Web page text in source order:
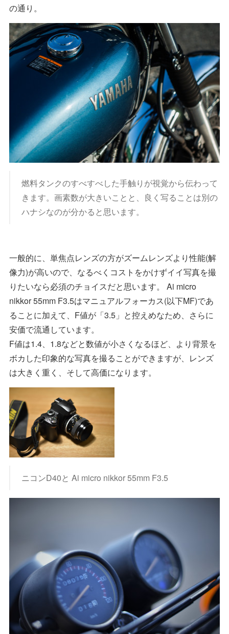
の通り。
燃料タンクのすべすべした手触りが視覚から伝わって
きます。画素数が大きいことと、良く写ることは別の
ハナシなのが分かると思います。
一般的に、単焦点レンズの方がズームレンズより性能(解
像力)が高いので、なるべくコストをかけずイイ写真を撮
りたいなら必須のチョイスだと思います。 Ai micro
nikkor 55mm F3.5はマニュアルフォーカス(以下MF)であ
ることに加えて、F値が「3.5」と控えめなため、さらに
安価で流通しています。
F値は1.4、1.8などと数値が小さくなるほど、より背景を
ボカした印象的な写真を撮ることができますが、レンズ
は大きく重く、そして高価になります。
ニコンD40と Ai micro nikkor 55mm F3.5